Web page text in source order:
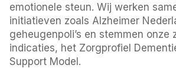
emotionele steun. Wij werken
initiatieven zoals Alzheimer
geheugenpoli’s en stemmen onze
indicaties, het Zorgprofiel
Support Model.